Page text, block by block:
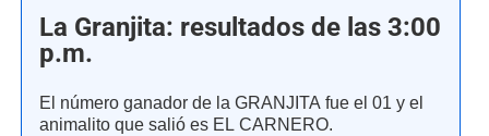
La Granjita: resultados de las 3:00
p.m.
El número ganador de la GRANJITA fue el 01 y el
animalito que salió es EL CARNERO.